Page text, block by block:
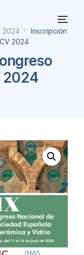
2024
Inscripción
2024
2024